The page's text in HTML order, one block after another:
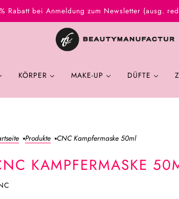
Rabatt bei Anmeldung zum Newsletter (ausg.
KÖRPER MAKE-UP DÜFTE
Produkte CNC Kampfermaske 50ml
KAMPFERMASKE